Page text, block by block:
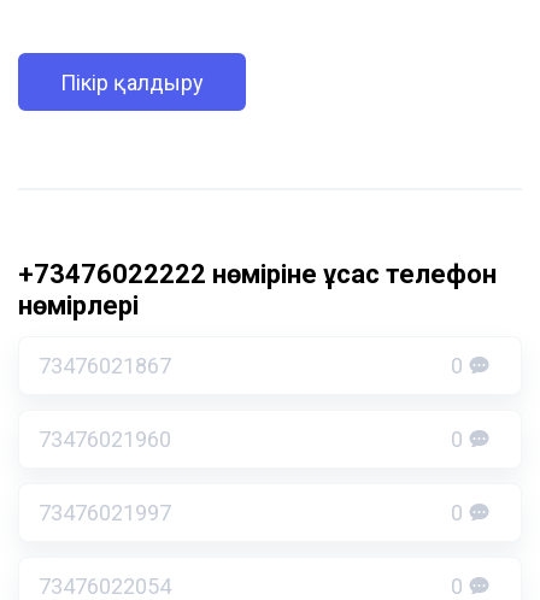
Пікір қалдыру
+73476022222 нөміріне ұқсас телефон
нөмірлері
73476021867 0
73476021960 0
73476021997 0
73476022054 0